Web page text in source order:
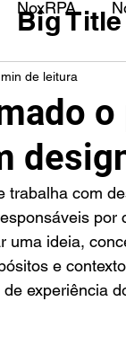
NoxRPA
de leitura
uma ideia,
e
experiência
Big Title